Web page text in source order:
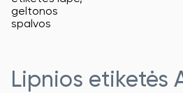
Lipnios etiketės